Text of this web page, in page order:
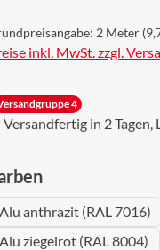
2 Meter
inkl. MwSt. zzgl.
4
Versandfertig in 2 Tagen,
auswählen
Alu anthrazit (RAL 7016)
Alu ziegelrot (RAL 8004)